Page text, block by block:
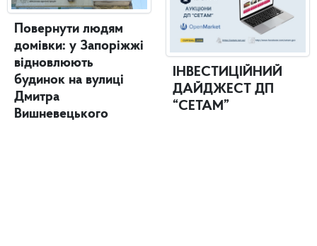
Повернути людям
домівки: у Запоріжжі
відновлюють
будинок на вулиці
Дмитра
Вишневецького
ІНВЕСТИЦІЙНИЙ
ДАЙДЖЕСТ ДП
“СЕТАМ”